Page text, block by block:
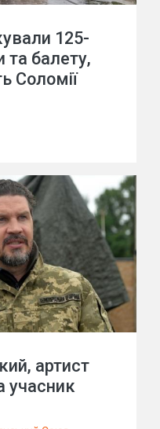
125-
та балету,
Соломії
артист
учасник